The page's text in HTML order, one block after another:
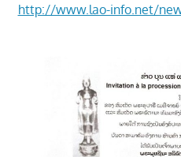
http://www.lao-info.net/